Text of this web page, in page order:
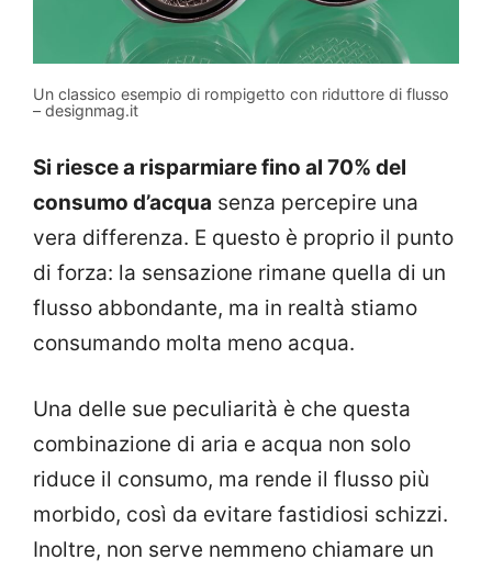
Un classico esempio di rompigetto con riduttore di flusso
– designmag.it
Si riesce a risparmiare fino al 70% del
consumo d’acqua senza percepire una
vera differenza. E questo è proprio il punto
di forza: la sensazione rimane quella di un
flusso abbondante, ma in realtà stiamo
consumando molta meno acqua.
Una delle sue peculiarità è che questa
combinazione di aria e acqua non solo
riduce il consumo, ma rende il flusso più
morbido, così da evitare fastidiosi schizzi.
Inoltre, non serve nemmeno chiamare un